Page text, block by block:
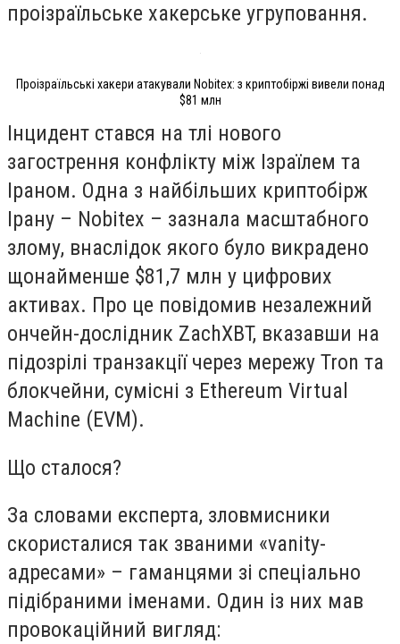
проізраїльське хакерське угруповання.
Проізраїльські хакери атакували Nobitex: з криптобіржі вивели понад
$81 млн
Інцидент стався на тлі нового
загострення конфлікту між Ізраїлем та
Іраном. Одна з найбільших криптобірж
Ірану – Nobitex – зазнала масштабного
злому, внаслідок якого було викрадено
щонайменше $81,7 млн у цифрових
активах. Про це повідомив незалежний
ончейн-дослідник ZachXBT, вказавши на
підозрілі транзакції через мережу Tron та
блокчейни, сумісні з Ethereum Virtual
Machine (EVM).
Що сталося?
За словами експерта, зловмисники
скористалися так званими «vanity-
адресами» – гаманцями зі спеціально
підібраними іменами. Один із них мав
провокаційний вигляд: